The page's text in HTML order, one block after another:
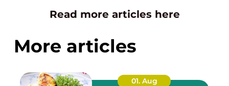
Read more articles here
More articles
01. Aug